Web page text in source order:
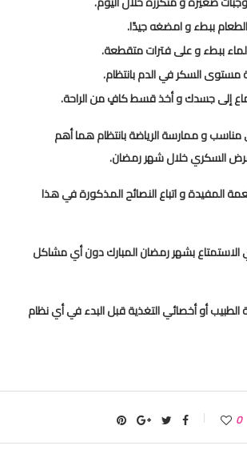
ببطء و امضغه جيدًا.
ببطء و على فترات متقطعة.
مستوى السكر في الدم بانتظام.
إلى جسدك و أخذ قسط كافٍ من الراحة.
مناسب و ممارسة الرياضة بانتظام هما أهم
السكري خلال شهر رمضان.
المفيدة و اتباع النصائح المذكورة في هذا
بشهر رمضان المبارك دون أي مشاكل
أو أخصائي التغذية قبل البدء في أي نظام
0